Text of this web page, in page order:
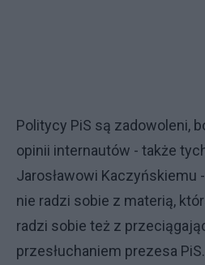
Politycy PiS są zadowoleni,
opinii internautów - także
Jarosławowi Kaczyńskiemu
nie radzi sobie z materią,
radzi sobie też z
przesłuchaniem prezesa